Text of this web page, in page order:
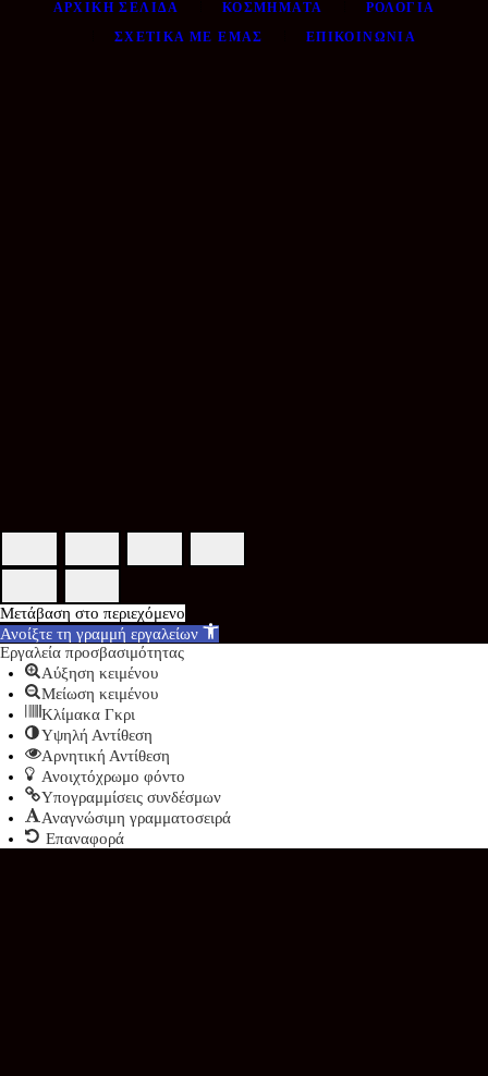
ΑΡΧΙΚΉ ΣΕΛΊΔΑ ΚΟΣΜΉΜΑΤΑ
ΡΟΛΌΓΙΑ
ΣΧΕΤΙΚΆ ΜΕ ΕΜΆΣ
ΕΠΙΚΟΙΝΩΝΊΑ
Μετάβαση στο περιεχόμενο
Ανοίξτε τη γραμμή εργαλείων
Εργαλεία προσβασιμότητας
Αύξηση κειμένου
Μείωση κειμένου
Κλίμακα Γκρι
Υψηλή Αντίθεση
Αρνητική Αντίθεση
Ανοιχτόχρωμο φόντο
Υπογραμμίσεις συνδέσμων
Αναγνώσιμη γραμματοσειρά
Επαναφορά